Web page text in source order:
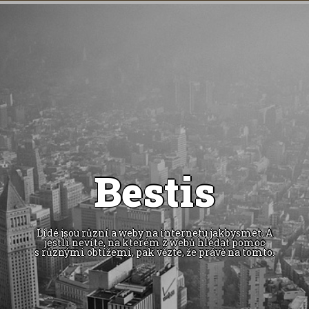
Bestis
Lidé jsou různí a weby na internetu jakbysmet. A
jestli nevíte, na kterém z webů hledat pomoc
s různými obtížemi, pak vězte, že právě na tomto.